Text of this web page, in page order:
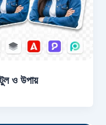
টুল ও উপায়